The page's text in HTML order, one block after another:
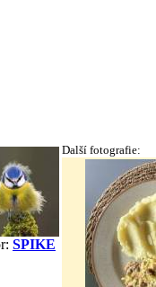
SPIKE
Další fotografie: